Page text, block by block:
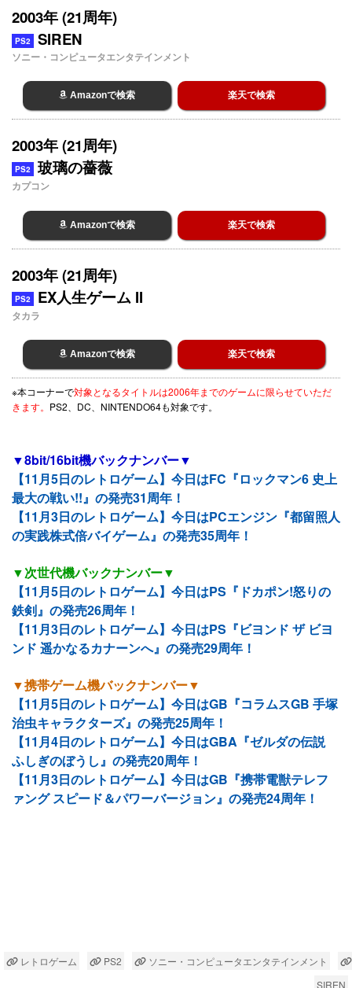
2003年 (21周年)
PS2 SIREN
ソニー・コンピュータエンタテインメント
Amazonで検索 楽天で検索
2003年 (21周年)
PS2 玻璃の薔薇
カプコン
Amazonで検索 楽天で検索
2003年 (21周年)
PS2 EX人生ゲーム II
タカラ
Amazonで検索 楽天で検索
※本コーナーで対象となるタイトルは2006年までのゲームに限らせていただ
きます。 PS2、DC、NINTENDO64も対象です。
▼8bit/16bit機バックナンバー▼
【11月5日のレトロゲーム】今日はFC『ロックマン6 史上
最大の戦い!!』の発売31周年！
【11月3日のレトロゲーム】今日はPCエンジン『都留照人
の実践株式倍バイゲーム』の発売35周年！
▼次世代機バックナンバー▼
【11月5日のレトロゲーム】今日はPS『ドカポン!怒りの
鉄剣』の発売26周年！
【11月3日のレトロゲーム】今日はPS『ビヨンド ザ ビヨ
ンド 遥かなるカナーンへ』の発売29周年！
▼携帯ゲーム機バックナンバー▼
【11月5日のレトロゲーム】今日はGB『コラムスGB 手塚
治虫キャラクターズ』の発売25周年！
【11月4日のレトロゲーム】今日はGBA『ゼルダの伝説
ふしぎのぼうし』の発売20周年！
【11月3日のレトロゲーム】今日はGB『携帯電獣テレフ
ァング スピード＆パワーバージョン』の発売24周年！
レトロゲーム PS2
ソニー・コンピュータエンタテインメント
SIREN